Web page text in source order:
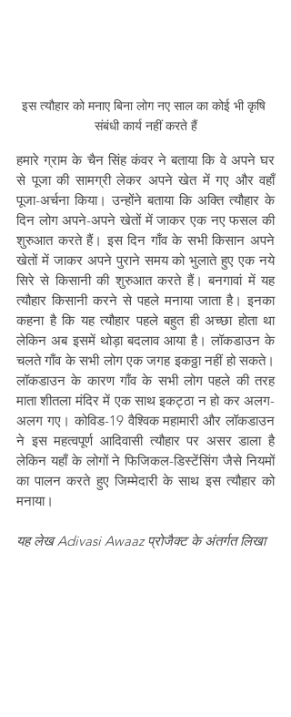
इस त्यौहार को मनाए बिना लोग नए साल का कोई भी कृषि
संबंधी कार्य नहीं करते हैं
हमारे ग्राम के चैन सिंह कंवर ने बताया कि वे अपने घर
से पूजा की सामग्री लेकर अपने खेत में गए और वहाँ
पूजा-अर्चना किया। उन्होंने बताया कि अक्ति त्यौहार के
दिन लोग अपने-अपने खेतों में जाकर एक नए फसल की
शुरुआत करते हैं। इस दिन गाँव के सभी किसान अपने
खेतों में जाकर अपने पुराने समय को भुलाते हुए एक नये
सिरे से किसानी की शुरुआत करते हैं। बनगावां में यह
त्यौहार किसानी करने से पहले मनाया जाता है। इनका
कहना है कि यह त्यौहार पहले बहुत ही अच्छा होता था
लेकिन अब इसमें थोड़ा बदलाव आया है। लॉकडाउन के
चलते गाँव के सभी लोग एक जगह इकठ्ठा नहीं हो सकते।
लॉकडाउन के कारण गाँव के सभी लोग पहले की तरह
माता शीतला मंदिर में एक साथ इकट्ठा न हो कर अलग-
अलग गए। कोविड-19 वैश्विक महामारी और लॉकडाउन
ने इस महत्वपूर्ण आदिवासी त्यौहार पर असर डाला है
लेकिन यहाँ के लोगों ने फिजिकल-डिस्टेंसिंग जैसे नियमों
का पालन करते हुए जिम्मेदारी के साथ इस त्यौहार को
मनाया।
यह लेख Adivasi Awaaz प्रोजैक्ट के अंतर्गत लिखा